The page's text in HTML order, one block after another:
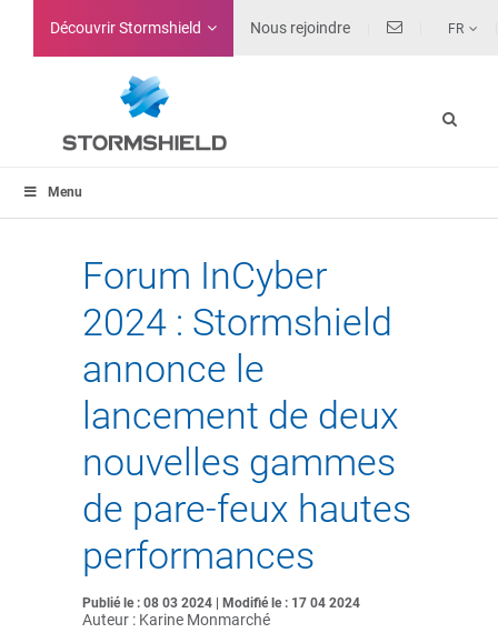
Découvrir Stormshield Nous rejoindre FR
Menu
Forum InCyber
2024 : Stormshield
annonce le
lancement de deux
nouvelles gammes
de pare-feux hautes
performances
Publié le : 08 03 2024 | Modifié le : 17 04 2024
Auteur : Karine Monmarché